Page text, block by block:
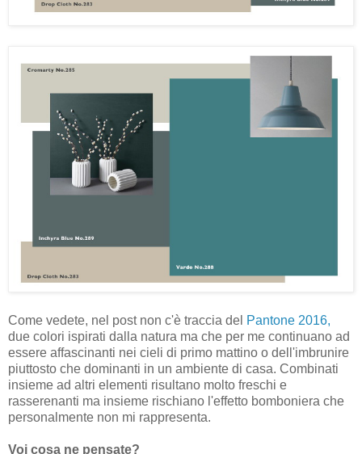
Come vedete, nel post non c'è traccia del Pantone 2016,
due colori ispirati dalla natura ma che per me continuano ad
essere affascinanti nei cieli di primo mattino o dell'imbrunire
piuttosto che dominanti in un ambiente di casa. Combinati
insieme ad altri elementi risultano molto freschi e
rasserenanti ma insieme rischiano l'effetto bomboniera che
personalmente non mi rappresenta.
Voi cosa ne pensate?